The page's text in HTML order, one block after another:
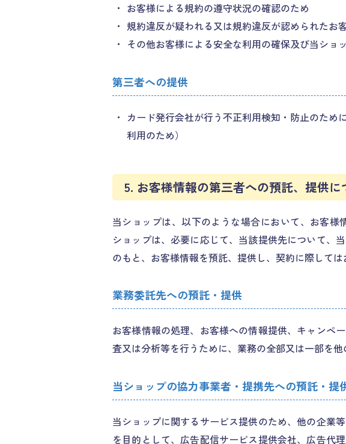
お客様による規約の遵守状況の確認のため
規約違反が疑われる又は規約違反が認められたお
その他お客様による安全な利用の確保及び当ショ
第三者への提供
カード発行会社が行う不正利用検知・防止のため
利用のため）
5. お客様情報の第三者への預託、提供に
当ショップは、以下のような場合において、お客
ショップは、必要に応じて、当該提供先について、
のもと、お客様情報を預託、提供し、契約に際して
業務委託先への預託・提供
お客様情報の処理、お客様への情報提供、キャンペ
査又は分析等を行うために、業務の全部又は一部を
当ショップの協力事業者・提携先への預託・提
当ショップに関するサービス提供のため、他の企業
を目的として、広告配信サービス提供会社、広告代